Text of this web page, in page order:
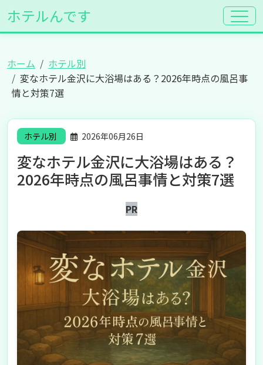
ホテルんです
ホーム
ホテル別
変なホテル金沢に大浴場はある？2026年時点の風呂事
情と対策7選
ホテル別 2026年06月26日
変なホテル金沢に大浴場はある？
2026年時点の風呂事情と対策7選
PR